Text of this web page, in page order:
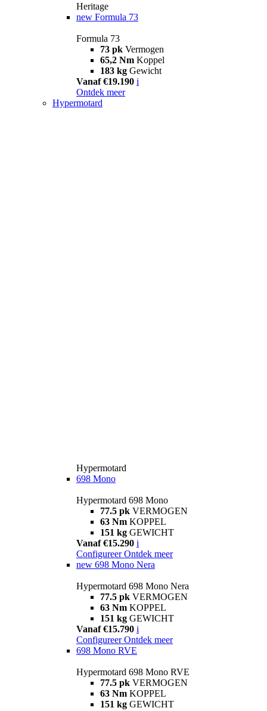
Heritage
new Formula 73
Formula 73
73 pk Vermogen
65,2 Nm Koppel
183 kg Gewicht
Vanaf €19.190 i
Ontdek meer
Hypermotard
Hypermotard
698 Mono
Hypermotard 698 Mono
77.5 pk VERMOGEN
63 Nm KOPPEL
151 kg GEWICHT
Vanaf €15.290 i
Configureer Ontdek meer
new 698 Mono Nera
Hypermotard 698 Mono Nera
77.5 pk VERMOGEN
63 Nm KOPPEL
151 kg GEWICHT
Vanaf €15.790 i
Configureer Ontdek meer
698 Mono RVE
Hypermotard 698 Mono RVE
77.5 pk VERMOGEN
63 Nm KOPPEL
151 kg GEWICHT